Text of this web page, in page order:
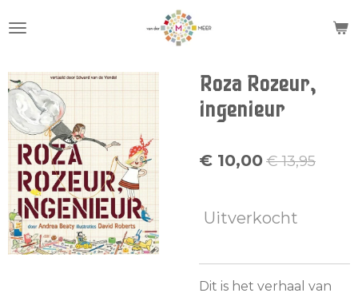
direct
de
hoofdinhoud
Roza Rozeur,
ingenieur
€ 10,00€ 13,95
Uitverkocht
Dit is het verhaal van